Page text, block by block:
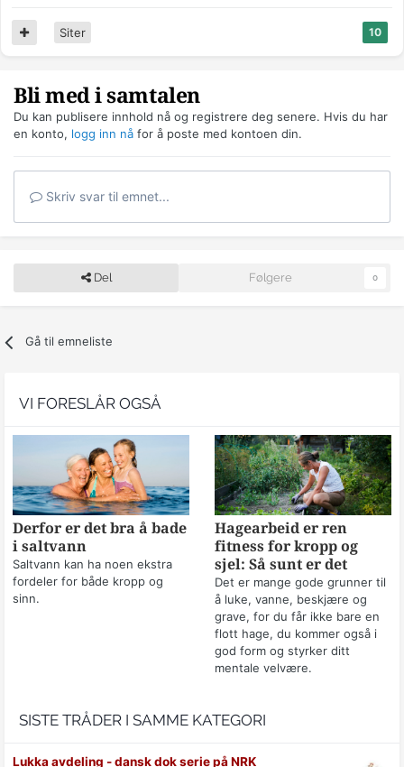
10
Siter
Bli med i samtalen
Du kan publisere innhold nå og registrere deg senere. Hvis du har
en konto, logg inn nå for å poste med kontoen din.
Skriv svar til emnet...
Del Følgere 0
Gå til emneliste
VI FORESLÅR OGSÅ
Derfor er det bra å bade
i saltvann
Saltvann kan ha noen ekstra
fordeler for både kropp og
sinn.
Hagearbeid er ren
fitness for kropp og
sjel: Så sunt er det
Det er mange gode grunner til
å luke, vanne, beskjære og
grave, for du får ikke bare en
flott hage, du kommer også i
god form og styrker ditt
mentale velvære.
SISTE TRÅDER I SAMME KATEGORI
Lukka avdeling - dansk dok serie på NRK